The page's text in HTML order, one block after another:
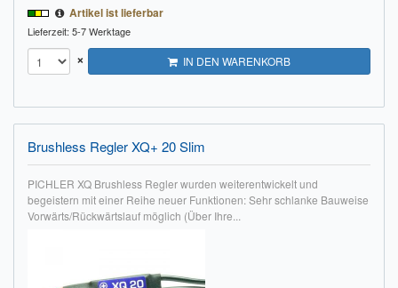
Artikel ist lieferbar
Lieferzeit: 5-7 Werktage
× IN DEN WARENKORB
Brushless Regler XQ+ 20 Slim
PICHLER XQ Brushless Regler wurden weiterentwickelt und
begeistern mit einer Reihe neuer Funktionen: Sehr schlanke Bauweise
Vorwärts/Rückwärtslauf möglich (Über Ihre...